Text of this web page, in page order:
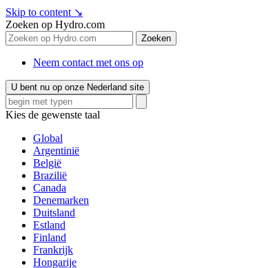
Skip to content ↘
Zoeken op Hydro.com
Zoeken
Neem contact met ons op
U bent nu op onze Nederland site
Kies de gewenste taal
Global
Argentinië
België
Brazilië
Canada
Denemarken
Duitsland
Estland
Finland
Frankrijk
Hongarije